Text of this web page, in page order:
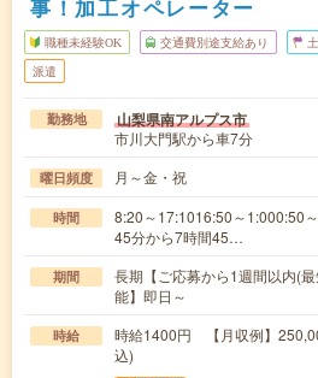
事！加工オペレーター
職種未経験OK 交通費別途支給あり
派遣
勤務地 山梨県南アルプス市
市川大門駅から車7分
曜日頻度 月～金・祝
時間
8:20～17:1016:50～1:000:50
45分から7時間45…
期間
長期【ご応募から1週間以内(
能】即日～
時給
時給1400円 【月収例】
込)